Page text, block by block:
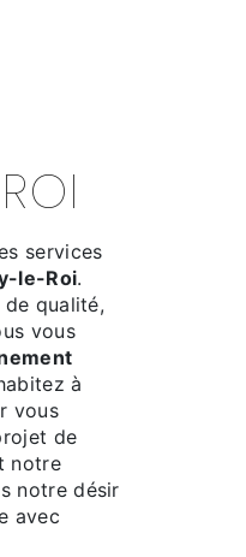
services
le-Roi.
de qualité,
vous
à
vous
de
notre
notre désir
avec